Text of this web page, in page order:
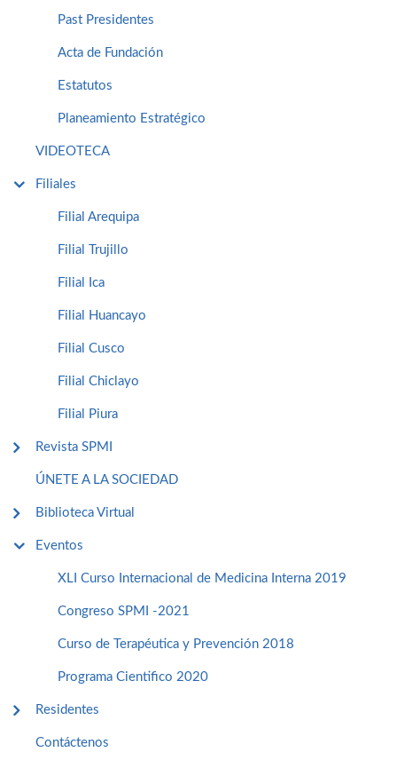
Past Presidentes
Acta de Fundación
Estatutos
Planeamiento Estratégico
VIDEOTECA
Filiales
Filial Arequipa
Filial Trujillo
Filial Ica
Filial Huancayo
Filial Cusco
Filial Chiclayo
Filial Piura
Revista SPMI
ÚNETE A LA SOCIEDAD
Biblioteca Virtual
Eventos
XLI Curso Internacional de Medicina Interna 2019
Congreso SPMI -2021
Curso de Terapéutica y Prevención 2018
Programa Cientifico 2020
Residentes
Contáctenos